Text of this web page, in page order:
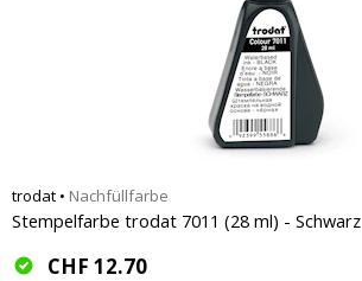
trodat • Nachfüllfarbe
Stempelfarbe trodat 7011 (28 ml) - Schwarz
CHF 12.70